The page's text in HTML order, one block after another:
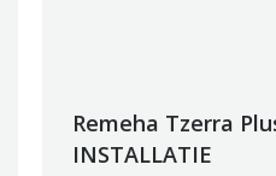
Remeha Tzerra
INSTALLATIE